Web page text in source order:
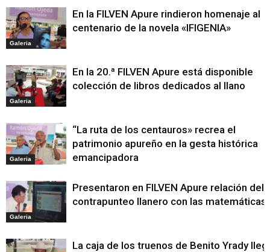
Galeria
En la FILVEN Apure rindieron homenaje al
centenario de la novela «IFIGENIA»
Galeria
En la 20.ª FILVEN Apure está disponible
colección de libros dedicados al llano
Galeria
“La ruta de los centauros» recrea el
patrimonio apureño en la gesta histórica
emancipadora
Galeria
Presentaron en FILVEN Apure relación del
contrapunteo llanero con las matemáticas
La caja de los truenos de Benito Yrady